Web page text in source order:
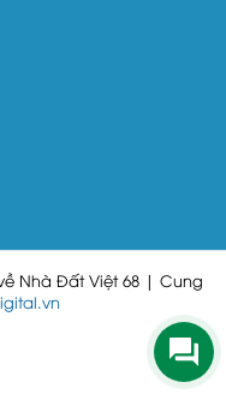
Nhà Đất Việt 68 | Cung